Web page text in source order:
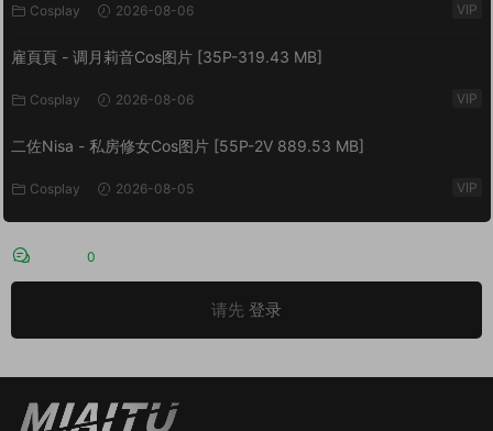
Cosplay 2026-08-06 VIP
雇頁頁 - 调月莉音Cos图片 [35P-319.43 MB]
Cosplay 2026-08-06 VIP
二佐Nisa - 私房修女Cos图片 [55P-2V 889.53 MB]
Cosplay 2026-08-05 VIP
0
请先 登录